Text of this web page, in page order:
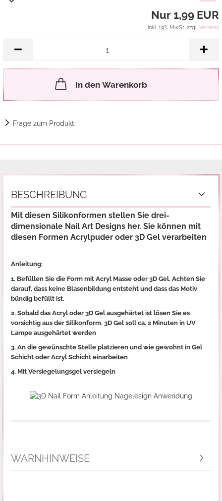
Nur 1,99 EUR
inkl. 19% MwSt. zzgl. Versand
In den Warenkorb
Frage zum Produkt
BESCHREIBUNG
Mit diesen Silikonformen stellen Sie drei-
dimensionale Nail Art Designs her. Sie können mit
diesen Formen Acrylpuder oder 3D Gel verarbeiten
Anleitung:
1. Befüllen Sie die Form mit Acryl Masse oder 3D Gel. Achten Sie
darauf, dass keine Blasenbildung entsteht und dass das Motiv
bündig befüllt ist.
2. Sobald das Acryl oder 3D Gel ausgehärtet ist lösen Sie es
vorsichtig aus der Silikonform. 3D Gel soll ca. 2 Minuten in UV
Lampe ausgehärtet werden
3. An die gewünschte Stelle platzieren und wie gewohnt in Gel
Schicht oder Acryl Schicht einarbeiten
4. Mit Versiegelungsgel versiegeln
WARNHINWEISE